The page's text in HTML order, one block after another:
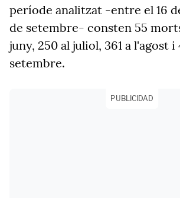
període analitzat -entre el 16
de setembre- consten 55
juny, 250 al juliol, 361 a l'agost i
setembre.
PUBLICIDAD